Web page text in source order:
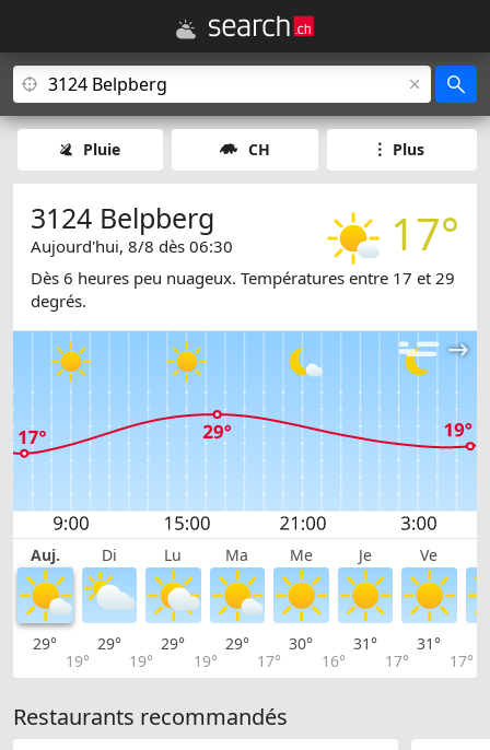
Pluie CH Plus
17°
3124 Belpberg
Aujourd'hui, 8/8 dès 06:30
Dès 6 heures peu nuageux. Températures entre 17 et 29
degrés.
Auj. Di Lu Ma Me Je Ve
29°
19°
29°
19°
29°
19°
29°
17°
30°
16°
31°
17°
31°
17°
Restaurants recommandés